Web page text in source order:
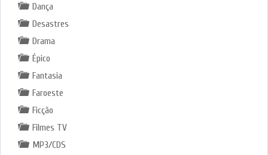
Dança
Desastres
Drama
Épico
Fantasia
Faroeste
Ficção
Filmes TV
MP3/CDS